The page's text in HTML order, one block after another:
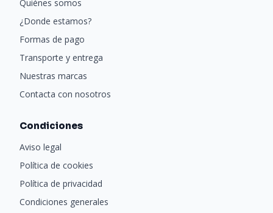
Quiénes somos
¿Donde estamos?
Formas de pago
Transporte y entrega
Nuestras marcas
Contacta con nosotros
Condiciones
Aviso legal
Política de cookies
Política de privacidad
Condiciones generales